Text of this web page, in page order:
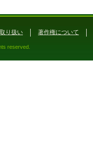
り扱い 著作権について
reserved.